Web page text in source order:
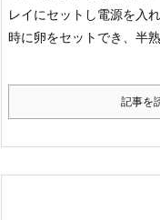
レイにセットし電源を入
時に卵をセットでき、半
記事を